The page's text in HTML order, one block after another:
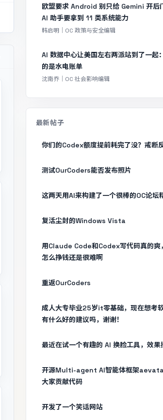
欧盟要求 Android 别只给 Gemini 开后
AI 助手要拿到 11 类系统能力
韩启明｜OC 政策与安全编辑
AI 数据中心让美国左右两派站到了一起
的是水电账单
沈南乔｜OC 社会影响编辑
最新帖子
你们的Codex额度提前耗完了没？戒断
测试OurCoders能否发布照片
这两天用AI来构建了一个很棒的OC论坛
复活尘封的Windows Vista
用Claude Code和Codex写代码真的爽
怎么挣钱还是很难啊
重返OurCoders
成人大专毕业25岁it零基础，现在想考软
有什么好的建议吗，谢谢！
最近在试一个有趣的 AI 换脸工具，效果
开源Multi-agent AI智能体框架
大家贡献代码
开发了一个笑话网站